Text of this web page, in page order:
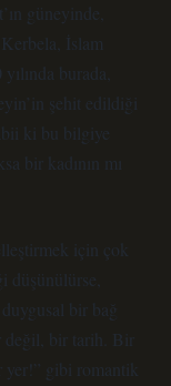
güneyinde,
İslam
burada,
şehit edildiği
ki bu bilgiye
bir kadının mı
için çok
düşünülürse,
bir bağ
bir tarih. Bir
yer!” gibi romantik